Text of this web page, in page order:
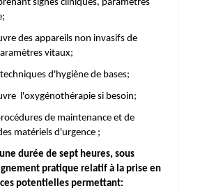
signes cliniques, paramètres
des appareils non invasifs de
vitaux;
d'hygiène de bases;
l'oxygénothérapie si besoin;
de maintenance et de
matériels d'urgence ;
durée de sept heures, sous
pratique relatif à la prise en
potentielles permettant: